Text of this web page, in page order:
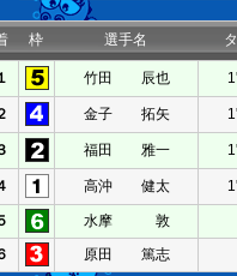
枠 選手名
竹田 辰也
金子 拓矢
福田 雅一
高沖 健太
水摩 敦
原田 篤志